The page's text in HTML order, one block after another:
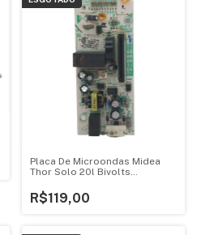
Placa De Microondas Midea
Thor Solo 20l Bivolts
R$119,00